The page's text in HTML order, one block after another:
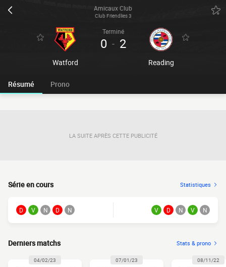
Amicaux Club
Club Friendlies 3
Watford
Terminé
0 - 2
Reading
Résumé Prono
LA SUITE APRÈS CETTE PUBLICITÉ
Série en cours Statistiques
D V N D N V D N V N
Derniers matchs Stats & prono
04/02/23 07/01/23 08/11/22